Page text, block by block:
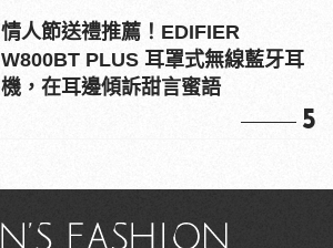
情人節送禮推薦！EDIFIER
W800BT PLUS 耳罩式無線藍牙耳
機，在耳邊傾訴甜言蜜語
5